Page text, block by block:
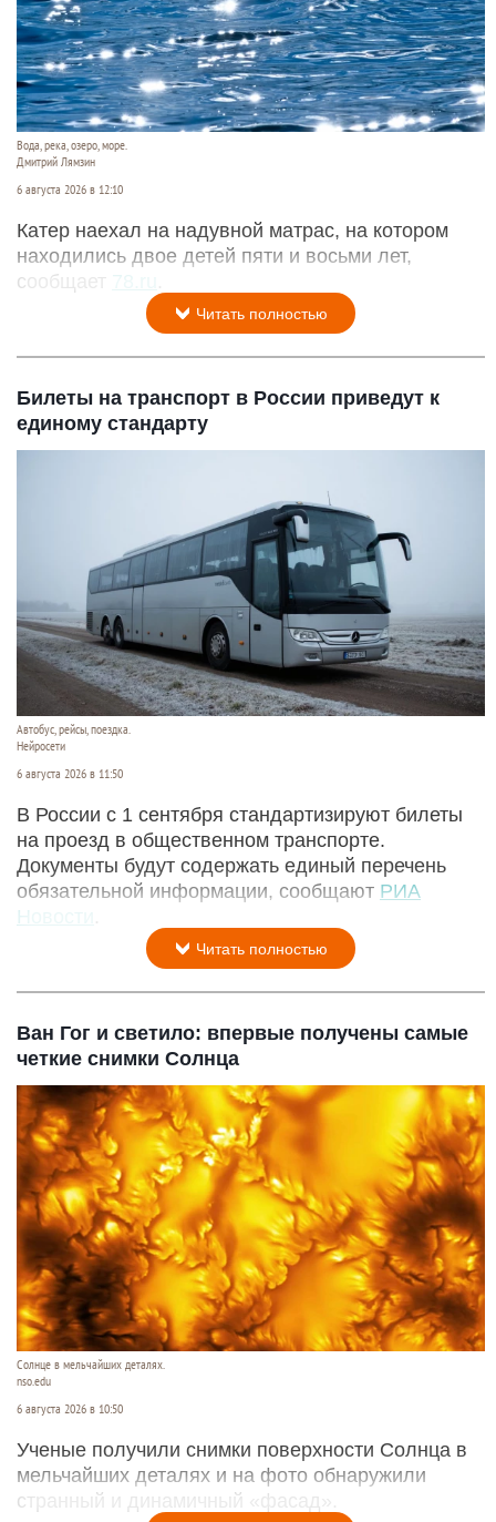
Вода, река, озеро, море.
Дмитрий Лямзин
6 августа 2026 в 12:10
Катер наехал на надувной матрас, на котором
находились двое детей пяти и восьми лет,
сообщает 78.ru
Читать полностью
Билеты на транспорт в России приведут к
единому стандарту
Автобус, рейсы, поездка.
Нейросети
6 августа 2026 в 11:50
В России с 1 сентября стандартизируют билеты
на проезд в общественном транспорте.
Документы будут содержать единый перечень
обязательной информации, сообщают РИА
Новости
Читать полностью
Ван Гог и светило: впервые получены самые
четкие снимки Солнца
Солнце в мельчайших деталях.
nso.edu
6 августа 2026 в 10:50
Ученые получили снимки поверхности Солнца в
мельчайших деталях и на фото обнаружили
странный и динамичный «фасад».